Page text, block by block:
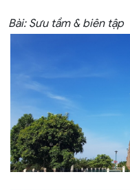
Bài: Sưu tầm & biên tập